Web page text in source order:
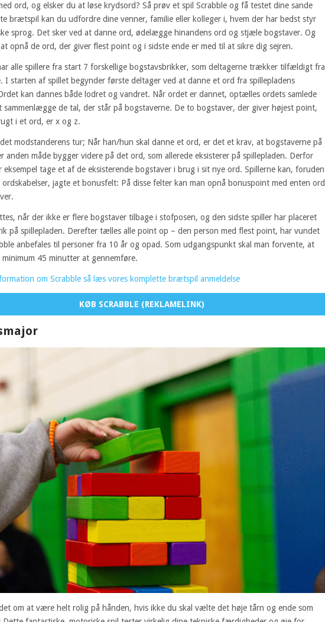
ord, og elsker du at løse krydsord? Så prøv et spil Scrabble og få testet dine sande
brætspil kan du udfordre dine venner, familie eller kolleger i, hvem der har bedst styr
sprog. Det sker ved at danne ord, ødelægge hinandens ord og stjæle bogstaver. Og
opnå de ord, der giver flest point og i sidste ende er med til at sikre dig sejren.
alle spillere fra start 7 forskellige bogstavsbrikker, som deltagerne trækker tilfældigt fra
I starten af spillet begynder første deltager ved at danne et ord fra spillepladens
kan dannes både lodret og vandret. Når ordet er dannet, optælles ordets samlede
sammenlægge de tal, der står på bogstaverne. De to bogstaver, der giver højest point,
i et ord, er x og z.
modstanderens tur; Når han/hun skal danne et ord, er det et krav, at bogstaverne på
anden måde bygger videre på det ord, som allerede eksisterer på spillepladen. Derfor
eksempel tage et af de eksisterende bogstaver i brug i sit nye ord. Spillerne kan, foruden
ordskabelser, jagte et bonusfelt: På disse felter kan man opnå bonuspoint med enten ord
når der ikke er flere bogstaver tilbage i stofposen, og den sidste spiller har placeret
på spillepladen. Derefter tælles alle point op – den person med flest point, har vundet
anbefales til personer fra 10 år og opad. Som udgangspunkt skal man forvente, at
minimum 45 minutter at gennemføre.
om Scrabble så læs vores komplette brætspil anmeldelse
KØB SCRABBLE (REKLAMELINK)
om at være helt rolig på hånden, hvis ikke du skal vælte det høje tårn og ende som